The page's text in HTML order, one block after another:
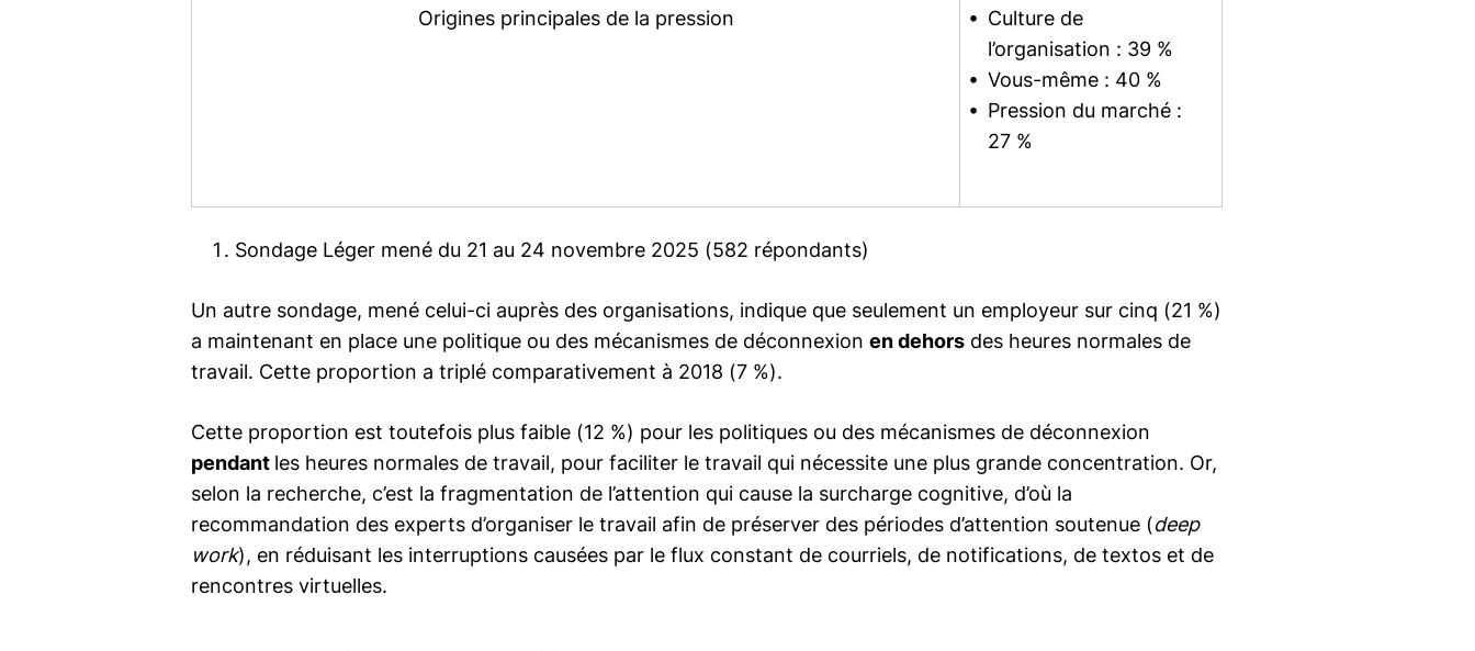
Origines principales de la pression
Culture de
l’organisation : 39 %
Vous-même : 40 %
Pression du marché :
27 %
Sondage Léger mené du 21 au 24 novembre 2025 (582 répondants)
Un autre sondage, mené celui-ci auprès des organisations, indique que seulement un employeur sur cinq (21 %)
a maintenant en place une politique ou des mécanismes de déconnexion en dehors des heures normales de
travail. Cette proportion a triplé comparativement à 2018 (7 %).
Cette proportion est toutefois plus faible (12 %) pour les politiques ou des mécanismes de déconnexion
pendant les heures normales de travail, pour faciliter le travail qui nécessite une plus grande concentration. Or,
selon la recherche, c’est la fragmentation de l’attention qui cause la surcharge cognitive, d’où la
recommandation des experts d’organiser le travail afin de préserver des périodes d’attention soutenue (deep
work), en réduisant les interruptions causées par le flux constant de courriels, de notifications, de textos et de
rencontres virtuelles.